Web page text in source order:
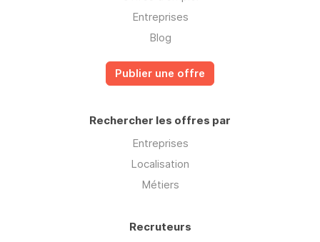
Entreprises
Blog
Publier une offre
Rechercher les offres par
Entreprises
Localisation
Métiers
Recruteurs